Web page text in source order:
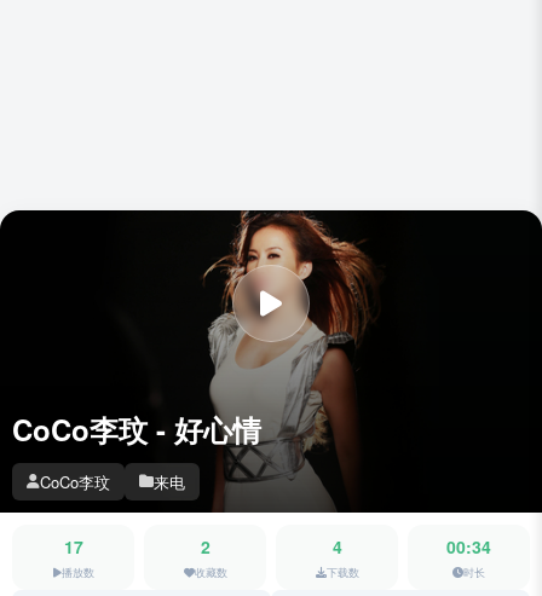
CoCo李玟 - 好心情
CoCo李玟 来电
17
播放数
2
收藏数
4
下载数
00:34
时长